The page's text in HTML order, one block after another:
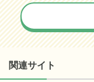
関連サイト